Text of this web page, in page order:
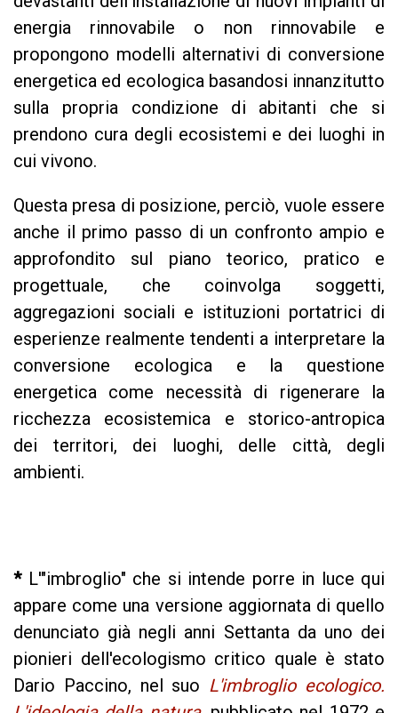
energia rinnovabile o non rinnovabile e
propongono modelli alternativi di conversione
energetica ed ecologica basandosi innanzitutto
sulla propria condizione di abitanti che si
prendono cura degli ecosistemi e dei luoghi in
cui vivono.
Questa presa di posizione, perciò, vuole essere
anche il primo passo di un confronto ampio e
approfondito sul piano teorico, pratico e
progettuale, che coinvolga soggetti,
aggregazioni sociali e istituzioni portatrici di
esperienze realmente tendenti a interpretare la
conversione ecologica e la questione
energetica come necessità di rigenerare la
ricchezza ecosistemica e storico-antropica
dei territori, dei luoghi, delle città, degli
ambienti.
*L'"imbroglio" che si intende porre in luce qui
appare come una versione aggiornata di quello
denunciato già negli anni Settanta da uno dei
pionieri dell'ecologismo critico quale è stato
Dario Paccino, nel suo L'imbroglio ecologico.